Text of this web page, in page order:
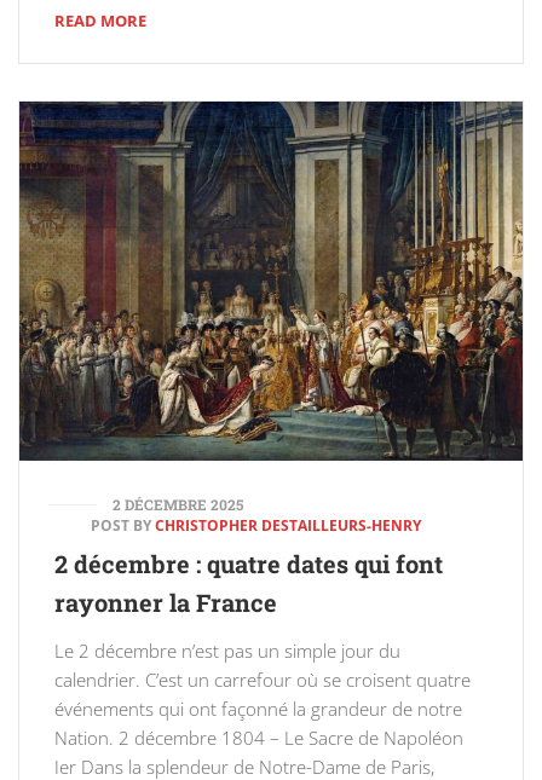
READ MORE
2 DÉCEMBRE 2025
POST BYCHRISTOPHER DESTAILLEURS-HENRY
2 décembre : quatre dates qui font
rayonner la France
Le 2 décembre n’est pas un simple jour du
calendrier. C’est un carrefour où se croisent quatre
événements qui ont façonné la grandeur de notre
Nation. 2 décembre 1804 – Le Sacre de Napoléon
Ier Dans la splendeur de Notre-Dame de Paris,